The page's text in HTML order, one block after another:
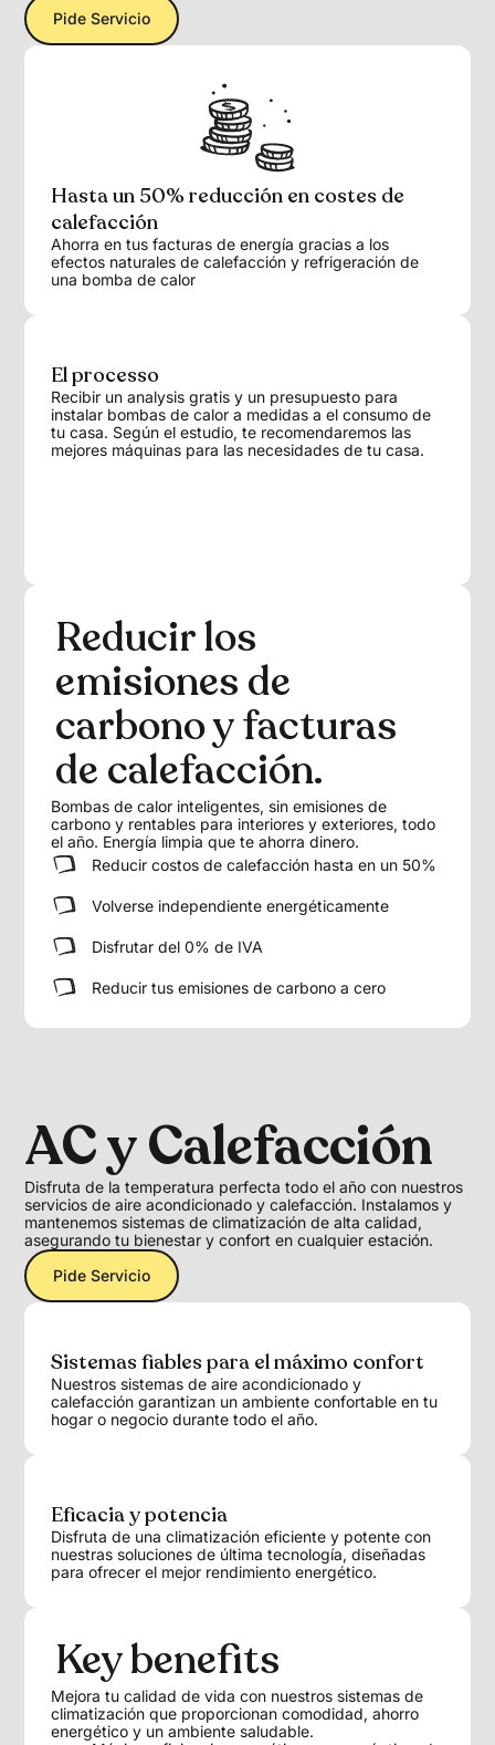
Pide Servicio
Hasta un 50% reducción en costes de
calefacción
Ahorra en tus facturas de energía gracias a los
efectos naturales de calefacción y refrigeración de
una bomba de calor
El processo
Recibir un analysis gratis y un presupuesto para
instalar bombas de calor a medidas a el consumo de
tu casa. Según el estudio, te recomendaremos las
mejores máquinas para las necesidades de tu casa.
Reducir los
emisiones de
carbono y facturas
de calefacción.
Bombas de calor inteligentes, sin emisiones de
carbono y rentables para interiores y exteriores, todo
el año. Energía limpia que te ahorra dinero.
Reducir costos de calefacción hasta en un 50%
Volverse independiente energéticamente
Disfrutar del 0% de IVA
Reducir tus emisiones de carbono a cero
AC y Calefacción
Disfruta de la temperatura perfecta todo el año con nuestros
servicios de aire acondicionado y calefacción. Instalamos y
mantenemos sistemas de climatización de alta calidad,
asegurando tu bienestar y confort en cualquier estación.
Pide Servicio
Sistemas fiables para el máximo confort
Nuestros sistemas de aire acondicionado y
calefacción garantizan un ambiente confortable en tu
hogar o negocio durante todo el año.
Eficacia y potencia
Disfruta de una climatización eficiente y potente con
nuestras soluciones de última tecnología, diseñadas
para ofrecer el mejor rendimiento energético.
Key benefits
Mejora tu calidad de vida con nuestros sistemas de
climatización que proporcionan comodidad, ahorro
energético y un ambiente saludable.